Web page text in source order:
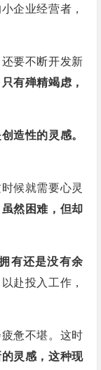
企业经营者，
要不断开发新
有殚精竭虑，
造性的灵感。
候就需要心灵
然困难，但却
有还是没有余
赴投入工作，
惫不堪。这时
灵感，这种现